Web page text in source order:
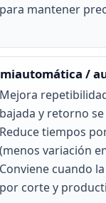
para mantener
/
Mejora
bajada y retorno
Reduce tiempos
(menos variación
Conviene cuando
por corte y